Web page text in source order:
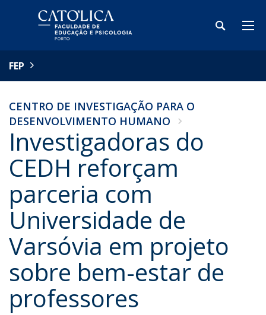
FEP
CENTRO DE INVESTIGAÇÃO PARA O
DESENVOLVIMENTO HUMANO
Investigadoras do
CEDH reforçam
parceria com
Universidade de
Varsóvia em projeto
sobre bem-estar de
professores